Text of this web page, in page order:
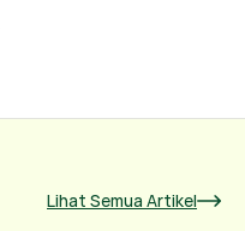
Lihat Semua Artikel